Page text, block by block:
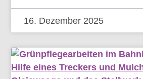
16. Dezember 2025